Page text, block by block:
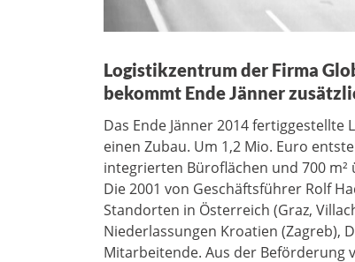
Logistikzentrum der Firma
bekommt Ende Jänner
Das Ende Jänner 2014
einen Zubau. Um 1,2 Mio. Euro
integrierten Büroflächen und 700
Die 2001 von Geschäftsführer Rolf
Standorten in Österreich (Graz,
Niederlassungen Kroatien (Zagreb),
Mitarbeitende. Aus der Beförderung